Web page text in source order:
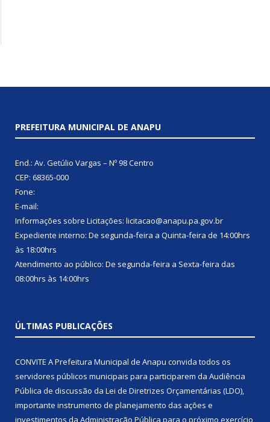
PREFEITURA MUNICIPAL DE ANAPU
End.: Av. Getúlio Vargas – Nº 98 Centro
CEP: 68365-000
Fone:
E-mail:
Informações sobre Licitações: licitacao@anapu.pa.gov.br
Expediente interno: De segunda-feira a Quinta-feira de 14:00hrs
às 18:00hrs
Atendimento ao público: De segunda-feira a Sexta-feira das
08:00hrs às 14:00hrs
ÚLTIMAS PUBLICAÇÕES
CONVITE A Prefeitura Municipal de Anapu convida todos os
servidores públicos municipais para participarem da Audiência
Pública de discussão da Lei de Diretrizes Orçamentárias (LDO),
importante instrumento de planejamento das ações e
investimentos da Administração Pública para o próximo exercício